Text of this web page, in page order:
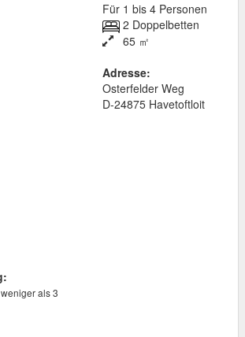
als 3
Für 1 bis 4 Personen
2 Doppelbetten
65 ㎡
Adresse:
Osterfelder Weg
D-24875Havetoftloit